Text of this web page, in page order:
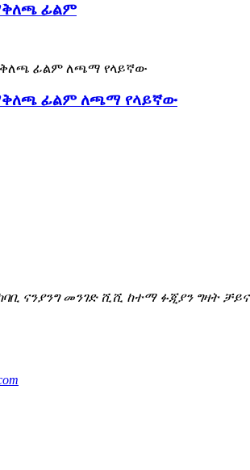
ፊልም
ፊልም ለጫማ የላይኛው
ናንያንግ መንገድ ሺሺ ከተማ ፉጂያን ግዛት ቻይና